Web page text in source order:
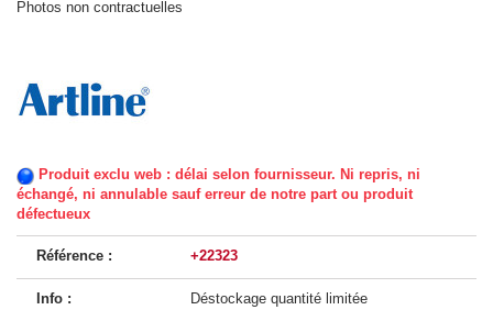
Photos non contractuelles
Produit exclu web : délai selon fournisseur. Ni repris, ni
échangé, ni annulable sauf erreur de notre part ou produit
défectueux
Référence : +22323
Info : Déstockage quantité limitée